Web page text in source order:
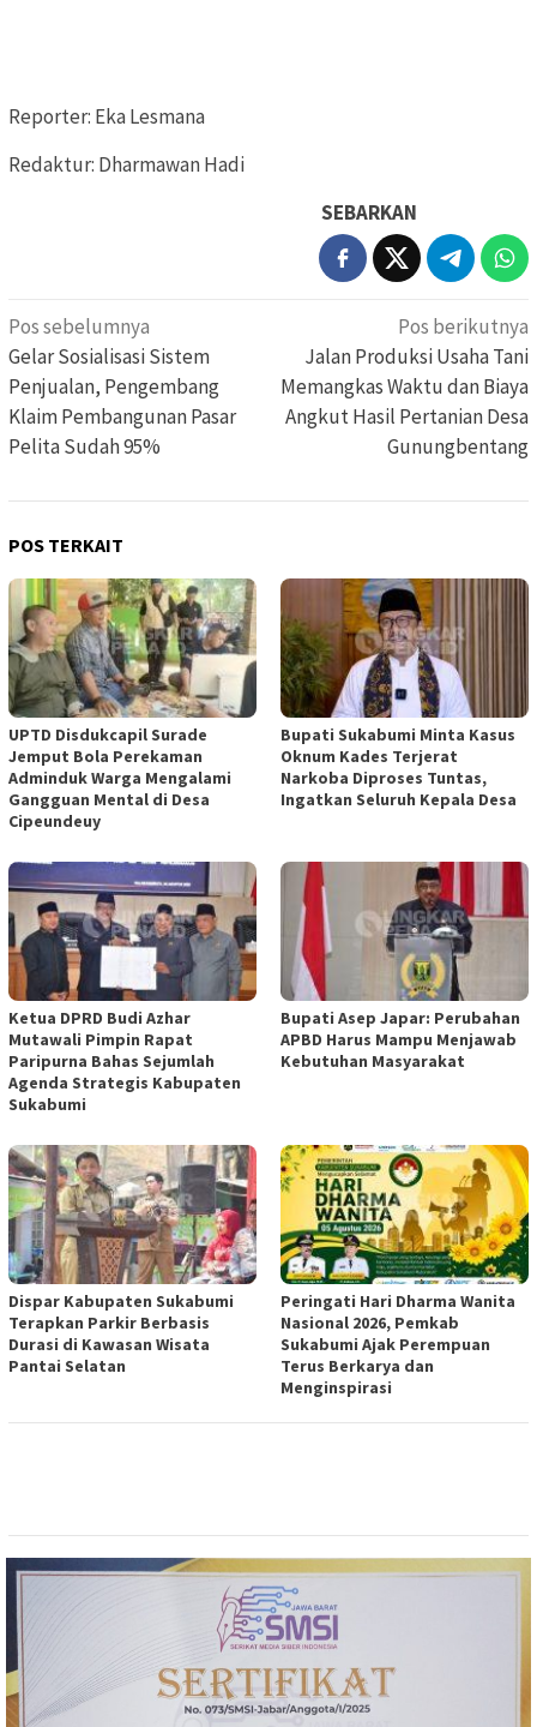
Reporter: Eka Lesmana
Redaktur: Dharmawan Hadi
SEBARKAN
Navigasi
pos
Pos sebelumnya
Gelar Sosialisasi Sistem
Penjualan, Pengembang
Klaim Pembangunan Pasar
Pelita Sudah 95%
Pos berikutnya
Jalan Produksi Usaha Tani
Memangkas Waktu dan Biaya
Angkut Hasil Pertanian Desa
Gunungbentang
POS TERKAIT
UPTD Disdukcapil Surade
Jemput Bola Perekaman
Adminduk Warga Mengalami
Gangguan Mental di Desa
Cipeundeuy
Bupati Sukabumi Minta Kasus
Oknum Kades Terjerat
Narkoba Diproses Tuntas,
Ingatkan Seluruh Kepala Desa
Ketua DPRD Budi Azhar
Mutawali Pimpin Rapat
Paripurna Bahas Sejumlah
Agenda Strategis Kabupaten
Sukabumi
Bupati Asep Japar: Perubahan
APBD Harus Mampu Menjawab
Kebutuhan Masyarakat
Dispar Kabupaten Sukabumi
Terapkan Parkir Berbasis
Durasi di Kawasan Wisata
Pantai Selatan
Peringati Hari Dharma Wanita
Nasional 2026, Pemkab
Sukabumi Ajak Perempuan
Terus Berkarya dan
Menginspirasi